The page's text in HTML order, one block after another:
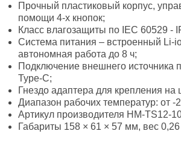
Прочный пластиковый корпус,
помощи 4-х кнопок;
Класс влагозащиты по IEC 60529 -
Система питания – встроенный Li-
автономная работа до 8 ч;
Подключение внешнего источника
Type-C;
Гнездо адаптера для крепления на
Диапазон рабочих температур: от -
Артикул производителя HM-TS12-
Габариты 158 × 61 × 57 мм, вес 0,26